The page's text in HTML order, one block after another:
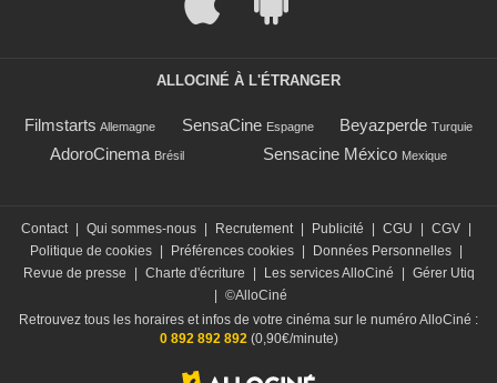
ALLOCINÉ À L'ÉTRANGER
Filmstarts Allemagne SensaCine Espagne Beyazperde Turquie
AdoroCinema Brésil Sensacine México Mexique
Contact Qui sommes-nous Recrutement Publicité CGU CGV
Politique de cookies
Préférences cookies Données Personnelles
Revue de presse
Charte d'écriture Les services AlloCiné
Gérer Utiq
©AlloCiné
Retrouvez tous les horaires et infos de votre cinéma sur le numéro AlloCiné :
0 892 892 892(0,90€/minute)